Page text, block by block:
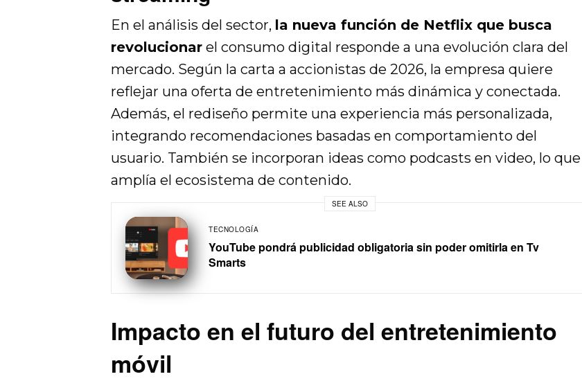
En el análisis del sector, la nueva función de Netflix que busca
revolucionar el consumo digital responde a una evolución clara del
mercado. Según la carta a accionistas de 2026, la empresa quiere
reflejar una oferta de entretenimiento más dinámica y conectada.
Además, el rediseño permite una experiencia más personalizada,
integrando recomendaciones basadas en comportamiento del
usuario. También se incorporan ideas como podcasts en video, lo que
amplía el ecosistema de contenido.
SEE ALSO
TECNOLOGÍA
YouTube pondrá publicidad obligatoria sin poder omitirla en Tv
Smarts
Impacto en el futuro del entretenimiento
móvil